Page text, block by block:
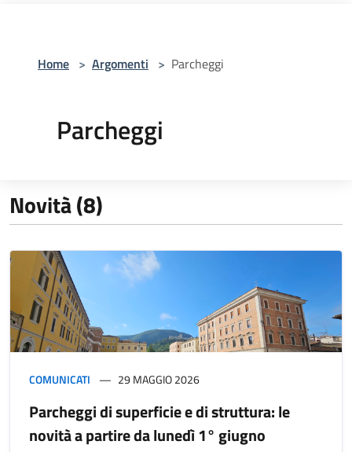
Home > Argomenti > Parcheggi
Parcheggi
Novità (8)
COMUNICATI 29 MAGGIO 2026
Parcheggi di superficie e di struttura: le
novità a partire da lunedì 1° giugno